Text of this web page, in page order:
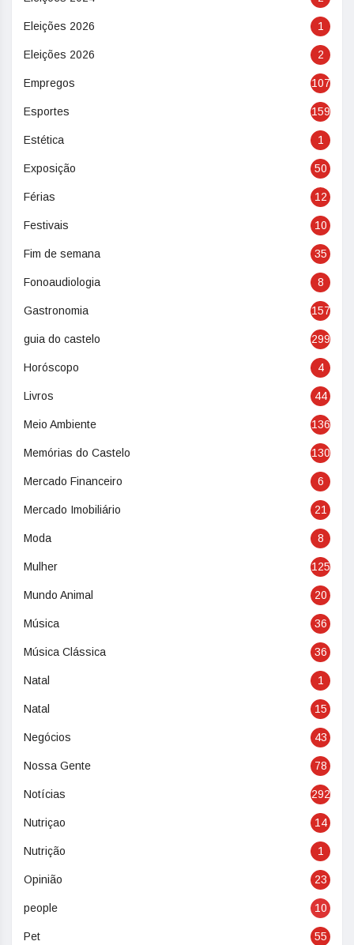
Eleições 2026 1
Eleições 2026 2
Empregos 107
Esportes 159
Estética 1
Exposição 50
Férias 12
Festivais 10
Fim de semana 35
Fonoaudiologia 8
Gastronomia 157
guia do castelo 299
Horóscopo 4
Livros 44
Meio Ambiente 136
Memórias do Castelo 130
Mercado Financeiro 6
Mercado Imobiliário 21
Moda 8
Mulher 125
Mundo Animal 20
Música 36
Música Clássica 36
Natal 1
Natal 15
Negócios 43
Nossa Gente 78
Notícias 292
Nutriçao 14
Nutrição 1
Opinião 23
people 10
Pet 55